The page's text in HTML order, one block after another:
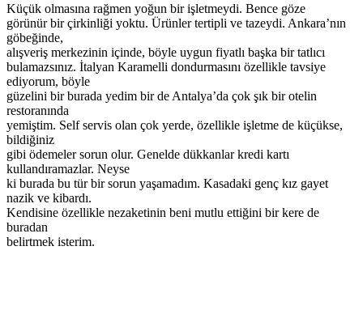
Küçük olmasına rağmen yoğun bir işletmeydi. Bence göze
görünür bir çirkinliği yoktu. Ürünler tertipli ve tazeydi. Ankara’nın
göbeğinde,
alışveriş merkezinin içinde, böyle uygun fiyatlı başka bir tatlıcı
bulamazsınız. İtalyan Karamelli dondurmasını özellikle tavsiye
ediyorum, böyle
güzelini bir burada yedim bir de Antalya’da çok şık bir otelin
restoranında
yemiştim. Self servis olan çok yerde, özellikle işletme de küçükse,
bildiğiniz
gibi ödemeler sorun olur. Genelde dükkanlar kredi kartı
kullandıramazlar. Neyse
ki burada bu tür bir sorun yaşamadım. Kasadaki genç kız gayet
nazik ve kibardı.
Kendisine özellikle nezaketinin beni mutlu ettiğini bir kere de
buradan
belirtmek isterim.